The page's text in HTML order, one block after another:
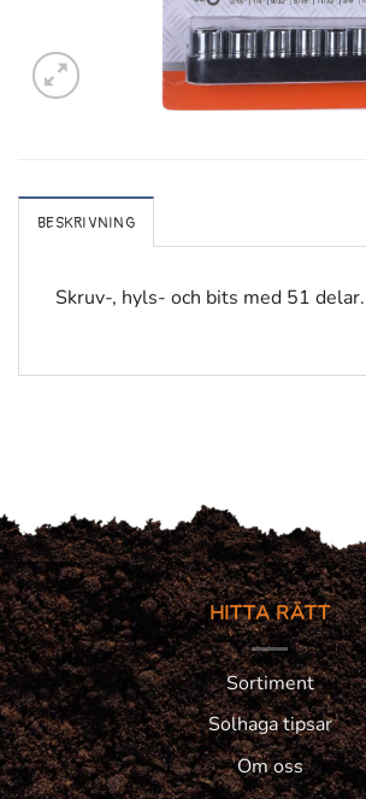
BESKRIVNING
Skruv-, hyls- och bits med 51 delar.
HITTA RÄTT
Sortiment
Solhaga tipsar
Om oss